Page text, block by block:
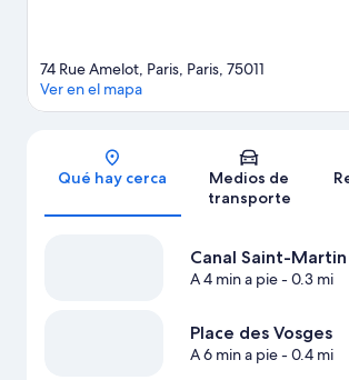
Sección del
74 Rue Amelot, Paris, Paris, 75011
Ver en el mapa
Qué hay cerca
Medios de
transporte
Canal Saint-Martin
A 4 min a pie- 0.3 mi
Place des Vosges
A 6 min a pie- 0.4 mi